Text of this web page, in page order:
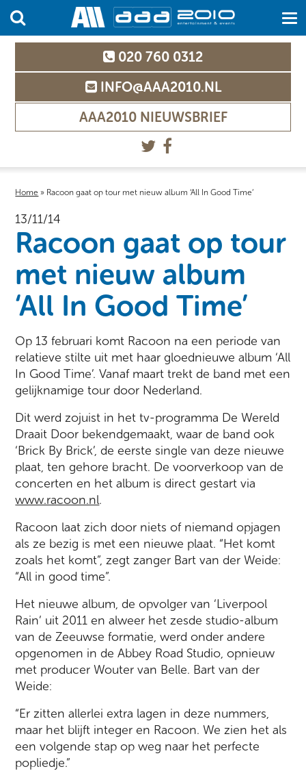
020 760 0312
INFO@AAA2010.NL
AAA2010 NIEUWSBRIEF
Home » Racoon gaat op tour met nieuw album ‘All In Good Time’
13/11/14
Racoon gaat op tour
met nieuw album
‘All In Good Time’
Op 13 februari komt Racoon na een periode van
relatieve stilte uit met haar gloednieuwe album ‘All
In Good Time’. Vanaf maart trekt de band met een
gelijknamige tour door Nederland.
Dit werd zojuist in het tv-programma De Wereld
Draait Door bekendgemaakt, waar de band ook
‘Brick By Brick’, de eerste single van deze nieuwe
plaat, ten gehore bracht. De voorverkoop van de
concerten en het album is direct gestart via
www.racoon.nl.
Racoon laat zich door niets of niemand opjagen
als ze bezig is met een nieuwe plaat. “Het komt
zoals het komt”, zegt zanger Bart van der Weide:
“All in good time”.
Het nieuwe album, de opvolger van ‘Liverpool
Rain’ uit 2011 en alweer het zesde studio-album
van de Zeeuwse formatie, werd onder andere
opgenomen in de Abbey Road Studio, opnieuw
met producer Wouter van Belle. Bart van der
Weide:
“Er zitten allerlei extra lagen in deze nummers,
maar het blijft integer en Racoon. We zien het als
een volgende stap op weg naar het perfecte
popliedje.”